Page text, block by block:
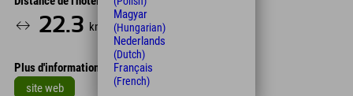
22.3 km 31
Plus d'informations
site web
Magyar
(Hungarian)
Nederlands
(Dutch)
Français
(French)